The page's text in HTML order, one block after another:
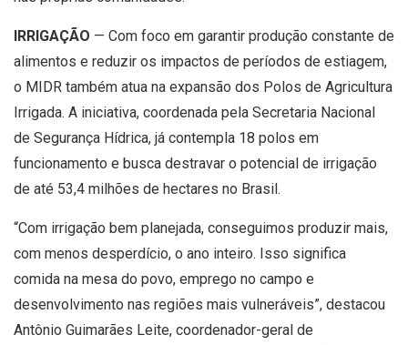
IRRIGAÇÃO — Com foco em garantir produção constante de
alimentos e reduzir os impactos de períodos de estiagem,
o MIDR também atua na expansão dos Polos de Agricultura
Irrigada. A iniciativa, coordenada pela Secretaria Nacional
de Segurança Hídrica, já contempla 18 polos em
funcionamento e busca destravar o potencial de irrigação
de até 53,4 milhões de hectares no Brasil.
“Com irrigação bem planejada, conseguimos produzir mais,
com menos desperdício, o ano inteiro. Isso significa
comida na mesa do povo, emprego no campo e
desenvolvimento nas regiões mais vulneráveis”, destacou
Antônio Guimarães Leite, coordenador-geral de